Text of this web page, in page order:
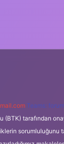
Teams:
tarafından